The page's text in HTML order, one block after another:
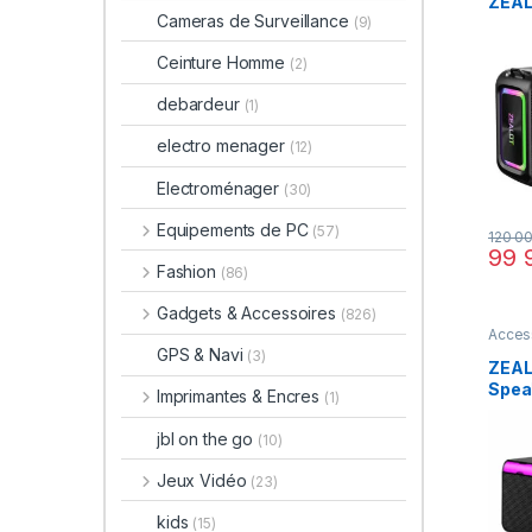
40 h
99
120
Cameras de Surveillance (9)
Ceinture Homme (2)
debardeur (1)
electro menager (12)
Electroménager (30)
Equipements de PC (57)
Fashion (86)
Gadgets & Accessoires (826)
GPS & Navi (3)
Imprimantes & Encres (1)
jbl on the go (10)
Jeux Vidéo (23)
kids (15)